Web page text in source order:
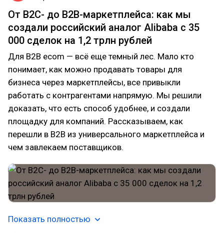
От B2C- до B2B-маркетплейса: как мы
создали российский аналог Alibaba с 35
000 сделок на 1,2 трлн рублей
Для B2B ecom — всё еще темный лес. Мало кто
понимает, как можно продавать товары для
бизнеса через маркетплейсы, все привыкли
работать с контрагентами напрямую. Мы решили
доказать, что есть способ удобнее, и создали
площадку для компаний. Рассказываем, как
перешли в B2B из универсального маркетплейса и
чем завлекаем поставщиков.
Показать полностью